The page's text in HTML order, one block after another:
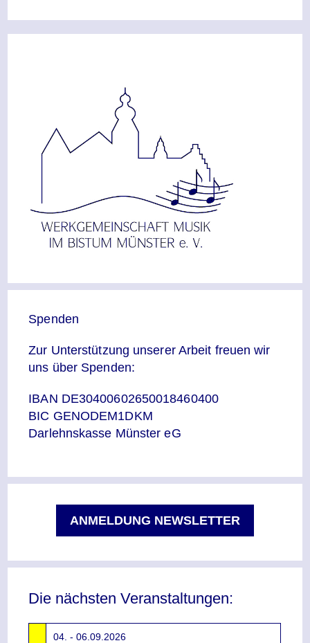
Spenden
Zur Unterstützung unserer Arbeit freuen wir
uns über Spenden:
IBAN DE30400602650018460400
BIC GENODEM1DKM
Darlehnskasse Münster eG
ANMELDUNG NEWSLETTER
Die nächsten Veranstaltungen:
04. - 06.09.2026